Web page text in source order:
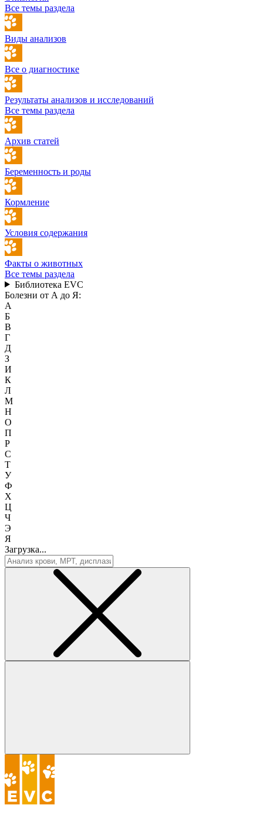
Все темы раздела
Виды анализов
Все о диагностике
Результаты анализов и исследований
Все темы раздела
Архив статей
Беременность и роды
Кормление
Условия содержания
Факты о животных
Все темы раздела
Библиотека EVC
Болезни от А до Я:
А
Б
В
Г
Д
З
И
К
Л
М
Н
О
П
Р
С
Т
У
Ф
Х
Ц
Ч
Э
Я
Загрузка...